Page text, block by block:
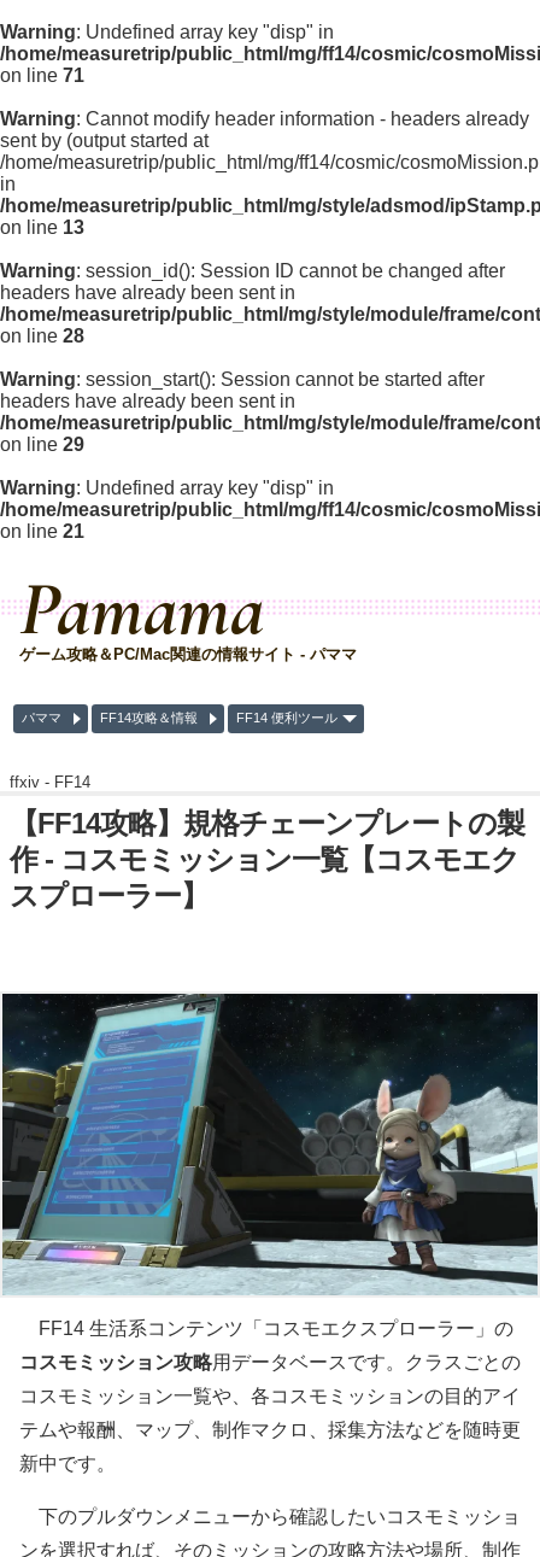
Warning: Undefined array key "disp" in
/home/measuretrip/public_html/mg/ff14/cosmic/
on line 71
Warning: Cannot modify header information - headers already
sent by (output started at
/home/measuretrip/public_html/mg/ff14/cosmic/
in
/home/measuretrip/public_html/mg/style/adsmod/
on line 13
Warning: session_id(): Session ID cannot be changed after
headers have already been sent in
/home/measuretrip/public_html/mg/style/module/frame/
on line 28
Warning: session_start(): Session cannot be started after
headers have already been sent in
/home/measuretrip/public_html/mg/style/module/frame/
on line 29
Warning: Undefined array key "disp" in
/home/measuretrip/public_html/mg/ff14/cosmic/
on line 21
Pamama
ゲーム攻略＆PC/Mac関連の情報サイト - パママ
パママ FF14攻略＆情報 FF14 便利ツール
ffxiv - FF14
【FF14攻略】規格チェーンプレートの製
作 - コスモミッション一覧【コスモエク
スプローラー】
FF14 生活系コンテンツ「コスモエクスプローラー」の
コスモミッション攻略用データベースです。クラスごとの
コスモミッション一覧や、各コスモミッションの目的アイ
テムや報酬、マップ、制作マクロ、採集方法などを随時更
新中です。
下のプルダウンメニューから確認したいコスモミッショ
ンを選択すれば、そのミッションの攻略方法や場所、制作